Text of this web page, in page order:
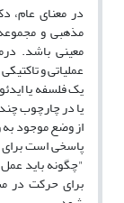
مذهبی و
معینی باشد.
عملیاتی و
یک فلسفه یا
یا در چارچوب
از وضع موجود
پاسخی است
"چگونه باید
برای حرکت در